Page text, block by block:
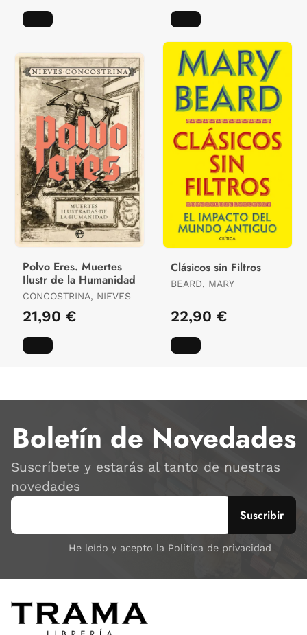
Polvo Eres. Muertes
Ilustr de la Humanidad
CONCOSTRINA, NIEVES
21,90 €
Clásicos sin Filtros
BEARD, MARY
22,90 €
Boletín de Novedades
Suscríbete y estarás al tanto de nuestras
novedades
He leído y acepto la Política de privacidad